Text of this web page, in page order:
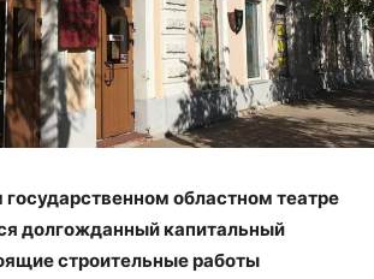
областном театре
долгожданный капитальный
строительные работы